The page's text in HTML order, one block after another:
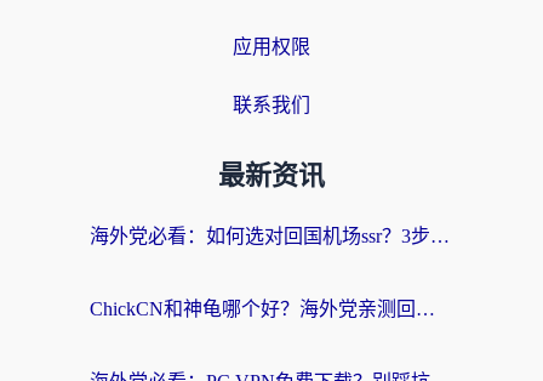
应用权限
联系我们
最新资讯
海外党必看：如何选对回国机场ssr？3步解决国内资源访问难题
ChickCN和神龟哪个好？海外党亲测回国加速器的实用攻略